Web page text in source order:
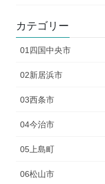
カテゴリー
01四国中央市
02新居浜市
03西条市
04今治市
05上島町
06松山市